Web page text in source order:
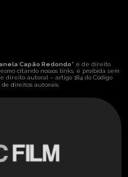
Capão Redondo" é de direito
citando nossos links, é proibida sem
direito autoral – artigo 184 do Código
de direitos autorais